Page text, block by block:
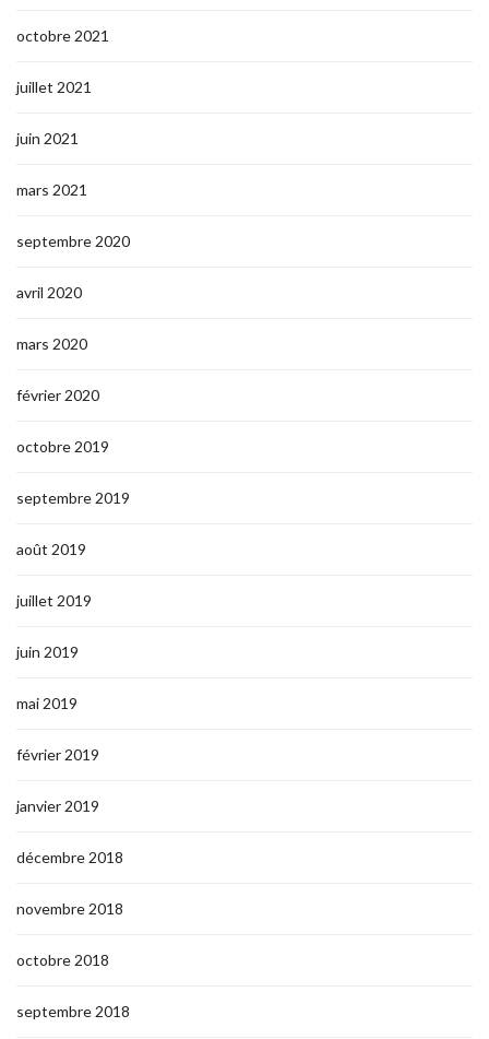
octobre 2021
juillet 2021
juin 2021
mars 2021
septembre 2020
avril 2020
mars 2020
février 2020
octobre 2019
septembre 2019
août 2019
juillet 2019
juin 2019
mai 2019
février 2019
janvier 2019
décembre 2018
novembre 2018
octobre 2018
septembre 2018